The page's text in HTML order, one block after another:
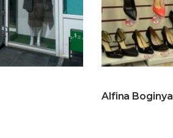
Alfina Boginya